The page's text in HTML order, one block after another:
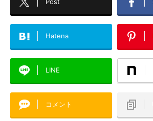
Hatena
LINE
コメント